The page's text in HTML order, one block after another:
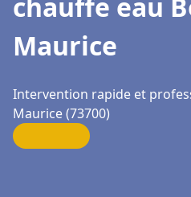
Maurice
Intervention rapide et
Maurice (73700)